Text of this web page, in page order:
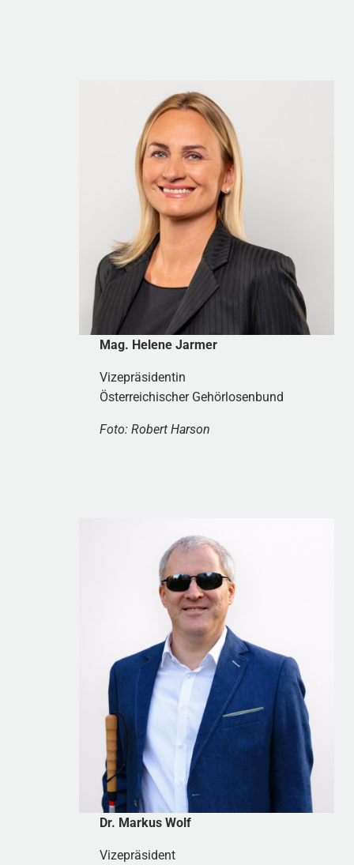
Mag. Helene Jarmer
Vizepräsidentin
Österreichischer Gehörlosenbund
Foto: Robert Harson
Dr. Markus Wolf
Vizepräsident